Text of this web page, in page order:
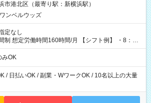
市港北区（最寄り駅：新横浜駅）
ンベルウッズ
定なし
労働時間160時間/月 【シフト例】 ・8：00
みOK
/ 日払いOK / 副業・WワークOK / 10名以上の大量